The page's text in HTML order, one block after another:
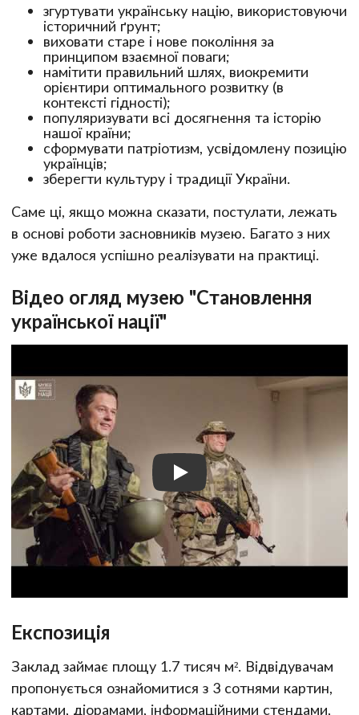
згуртувати українську націю, використовуючи
історичний ґрунт;
виховати старе і нове покоління за
принципом взаємної поваги;
намітити правильний шлях, виокремити
орієнтири оптимального розвитку (в
контексті гідності);
популяризувати всі досягнення та історію
нашої країни;
сформувати патріотизм, усвідомлену позицію
українців;
зберегти культуру і традиції України.
Саме ці, якщо можна сказати, постулати, лежать
в основі роботи засновників музею. Багато з них
уже вдалося успішно реалізувати на практиці.
Відео огляд музею "Становлення
української нації"
Експозиція
Заклад займає площу 1.7 тисяч м². Відвідувачам
пропонується ознайомитися з 3 сотнями картин,
картами, діорамами, інформаційними стендами,